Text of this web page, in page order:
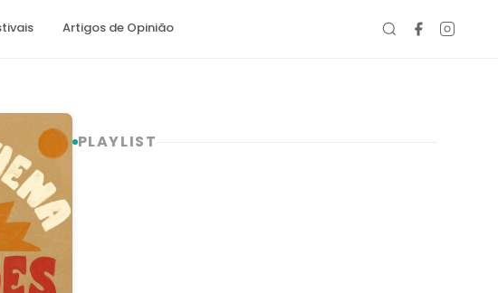
Artigos de Opinião
PLAYLIST